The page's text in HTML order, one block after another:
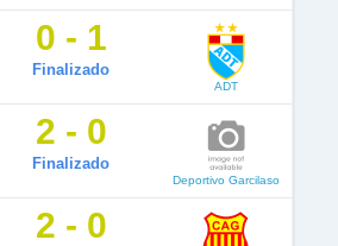
0 - 1
Finalizado
ADT
2 - 0
Finalizado
Deportivo Garcilaso
2 - 0